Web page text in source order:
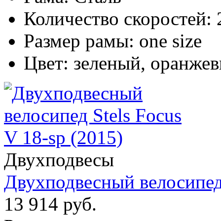
Количество скоростей:
Размер рамы: one size
Цвет: зеленый,
Двухподвесы
Двухподвесный
13 914 руб.